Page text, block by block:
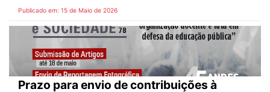
Publicado em: 15 de Maio de 2026
Prazo para envio de contribuições à